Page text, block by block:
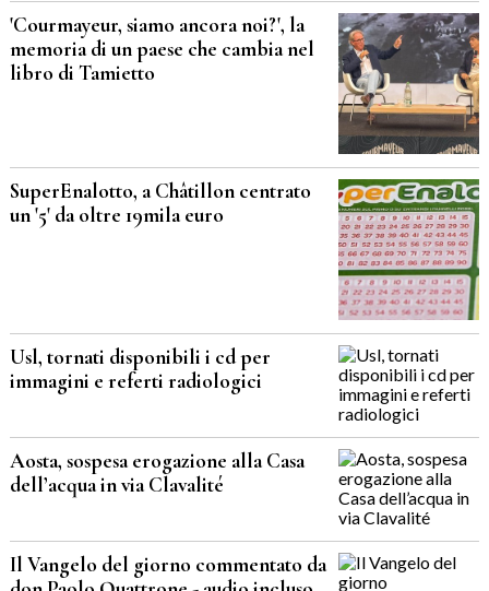
'Courmayeur, siamo ancora noi?', la
memoria di un paese che cambia nel
libro di Tamietto
SuperEnalotto, a Châtillon centrato
un '5' da oltre 19mila euro
Usl, tornati disponibili i cd per
immagini e referti radiologici
Aosta, sospesa erogazione alla Casa
dell’acqua in via Clavalité
Il Vangelo del giorno commentato da